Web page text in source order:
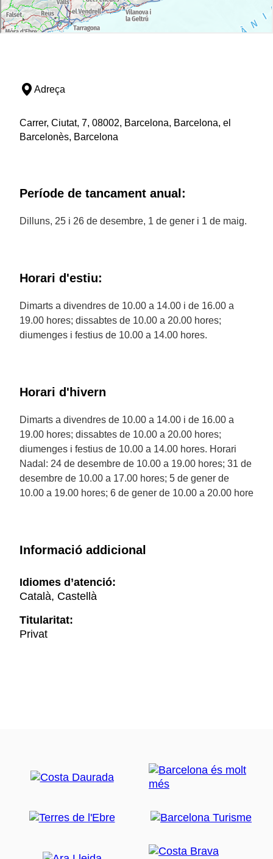
Adreça
Carrer, Ciutat, 7, 08002, Barcelona, Barcelona, el
Barcelonès, Barcelona
Període de tancament anual:
Dilluns, 25 i 26 de desembre, 1 de gener i 1 de maig.
Horari d'estiu:
Dimarts a divendres de 10.00 a 14.00 i de 16.00 a
19.00 hores; dissabtes de 10.00 a 20.00 hores;
diumenges i festius de 10.00 a 14.00 hores.
Horari d'hivern
Dimarts a divendres de 10.00 a 14.00 i de 16.00 a
19.00 hores; dissabtes de 10.00 a 20.00 hores;
diumenges i festius de 10.00 a 14.00 hores. Horari
Nadal: 24 de desembre de 10.00 a 19.00 hores; 31 de
desembre de 10.00 a 17.00 hores; 5 de gener de
10.00 a 19.00 hores; 6 de gener de 10.00 a 20.00 hore
Informació addicional
Idiomes d’atenció:
Català, Castellà
Titularitat:
Privat